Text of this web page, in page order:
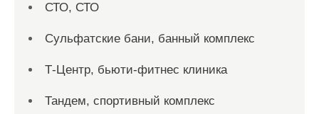
СТО, СТО
Сульфатские бани, банный комплекс
Т-Центр, бьюти-фитнес клиника
Тандем, спортивный комплекс